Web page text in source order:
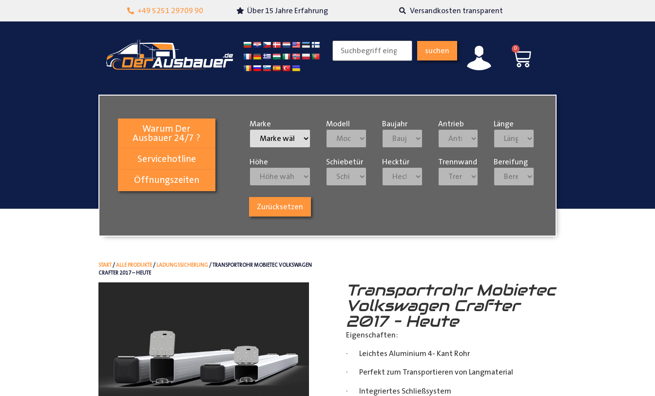
+49 5251 29709 90
Lokalgeschäft in Paderborn Über 15 Jahre Erfahrung Versandkosten transparent
suchen 0
Warum Der
Ausbauer 24/7 ?
Servicehotline
Öffnungszeiten
Marke Modell Baujahr Antrieb Länge
Höhe Schiebetür Hecktür Trennwand Bereifung
Zurücksetzen
START/ALLE PRODUKTE/ LADUNGSSICHERUNG/ TRANSPORTROHR MOBIETEC VOLKSWAGEN
CRAFTER 2017 – HEUTE
Transportrohr Mobietec
Volkswagen Crafter
2017 – Heute
Eigenschaften:
· Leichtes Aluminium 4- Kant Rohr
· Perfekt zum Transportieren von Langmaterial
· Integriertes Schließsystem